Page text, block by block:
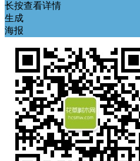
长按查看详情
生成
海报